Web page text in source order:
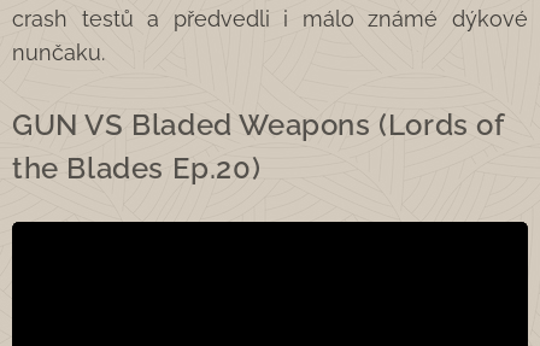
crash testů a předvedli i málo známé dýkové
nunčaku.
GUN VS Bladed Weapons (Lords of
the Blades Ep.20)